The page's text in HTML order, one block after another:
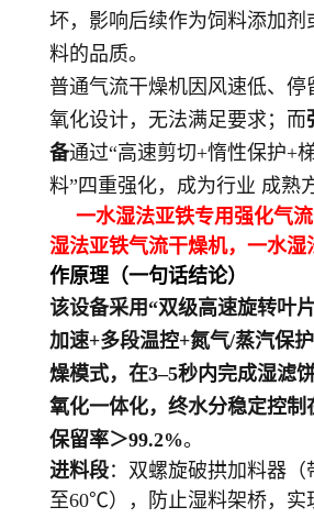
坏，影响后续作为饲料添加剂
料的品质。
普通气流干燥机因风速低、停
氧化设计，无法满足要求；而
备通过“高速剪切+惰性保护+
料”四重强化，成为行业 成熟
一水湿法亚铁专用强化气
湿法亚铁气流干燥机， 一水湿
作原理（一句话结论）
该设备采用“双级高速旋转叶
加速+多段温控+氮气/蒸汽保
燥模式，在3–5秒内完成湿滤
氧化一体化，终水分稳定控制
保留率＞99.2%。
进料段：双螺旋破拱加料器
至60℃），防止湿料架桥，实